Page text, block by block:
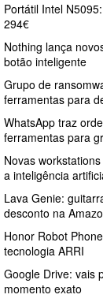
Portátil Intel
294€
Nothing lança
botão inteligente
Grupo de
ferramentas para
WhatsApp traz
ferramentas para
Novas
a inteligência
Lava Genie:
desconto na
Honor Robot
tecnologia ARRI
Google Drive: vais
momento exato